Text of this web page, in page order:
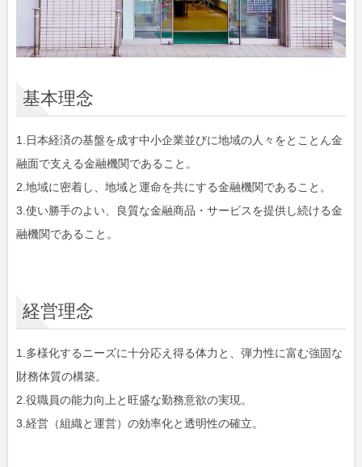
基本理念
1.日本経済の基盤を成す中小企業並びに地域の人々をとことん金
融面で支える金融機関であること。
2.地域に密着し、地域と運命を共にする金融機関であること。
3.使い勝手のよい、良質な金融商品・サービスを提供し続ける金
融機関であること。
経営理念
1.多様化するニーズに十分応え得る体力と、弾力性に富む強固な
財務体質の構築。
2.役職員の能力向上と旺盛な勤務意欲の実現。
3.経営（組織と運営）の効率化と透明性の確立。